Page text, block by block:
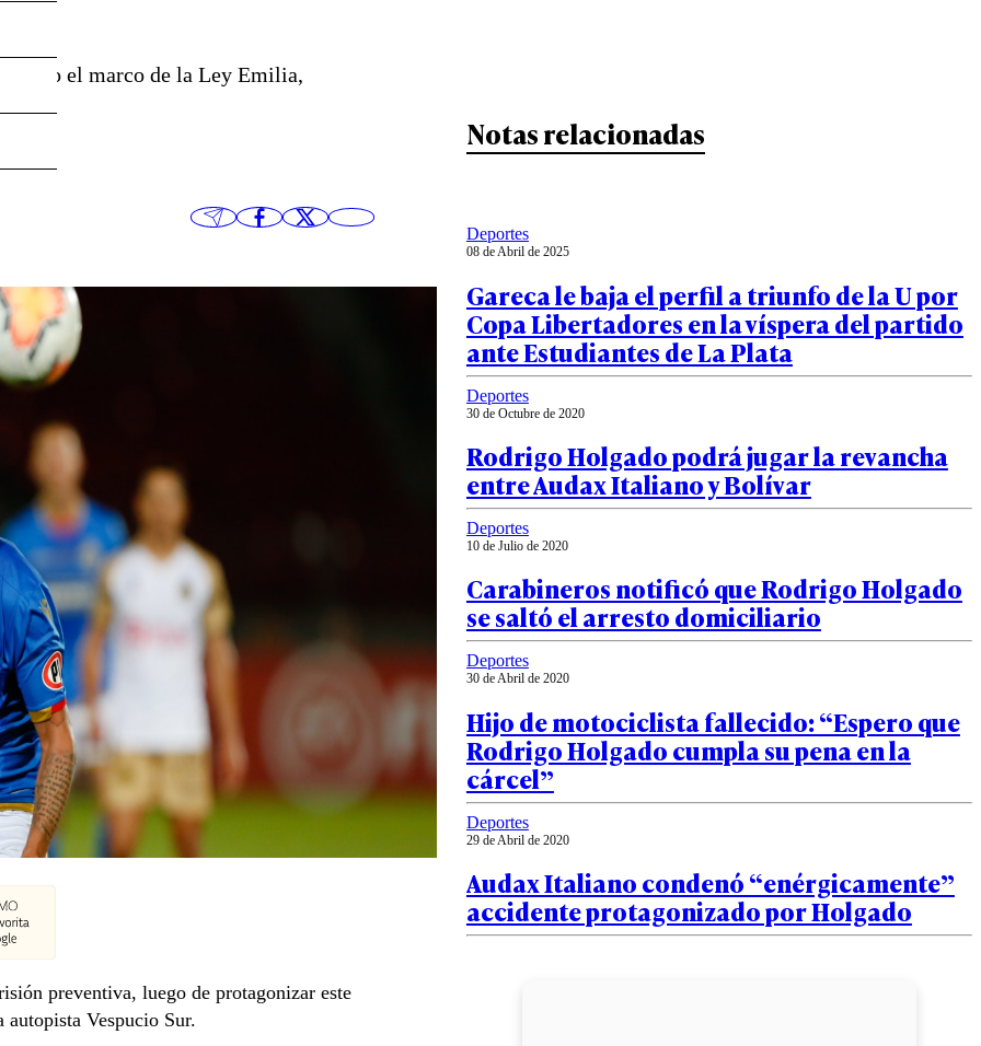
bajo el marco de la Ley Emilia,
preventiva, luego de protagonizar este
autopista Vespucio Sur.
Notas relacionadas
Deportes
08 de Abril de 2025
Gareca le baja el perfil a triunfo de la U por
Copa Libertadores en la víspera del partido
ante Estudiantes de La Plata
Deportes
30 de Octubre de 2020
Rodrigo Holgado podrá jugar la revancha
entre Audax Italiano y Bolívar
Deportes
10 de Julio de 2020
Carabineros notificó que Rodrigo Holgado
se saltó el arresto domiciliario
Deportes
30 de Abril de 2020
Hijo de motociclista fallecido: “Espero que
Rodrigo Holgado cumpla su pena en la
cárcel”
Deportes
29 de Abril de 2020
Audax Italiano condenó “enérgicamente”
accidente protagonizado por Holgado